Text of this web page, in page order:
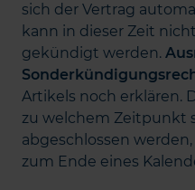
sich der Vertrag
kann in dieser Zeit
gekündigt werden.
Artikels noch erklären.
zu welchem Zeitpunkt
abgeschlossen
zum Ende eines